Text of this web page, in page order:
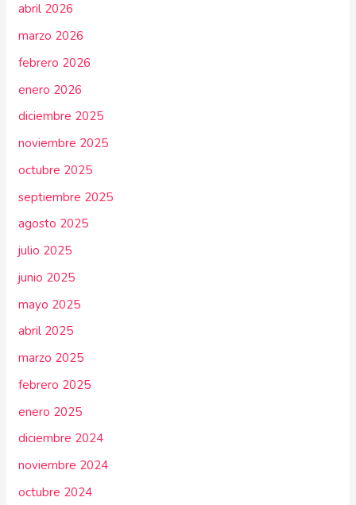
abril 2026
marzo 2026
febrero 2026
enero 2026
diciembre 2025
noviembre 2025
octubre 2025
septiembre 2025
agosto 2025
julio 2025
junio 2025
mayo 2025
abril 2025
marzo 2025
febrero 2025
enero 2025
diciembre 2024
noviembre 2024
octubre 2024